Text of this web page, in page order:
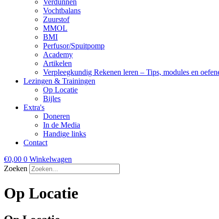
Vochtbalans
Zuurstof
MMOL
BMI
Perfusor/Spuitpomp
Academy
Artikelen
Verpleegkundig Rekenen leren – Tips, modules en
Lezingen & Trainingen
Op Locatie
Bijles
Extra's
Doneren
In de Media
Handige links
Contact
€0,00 0 Winkelwagen
Zoeken
Op Locatie